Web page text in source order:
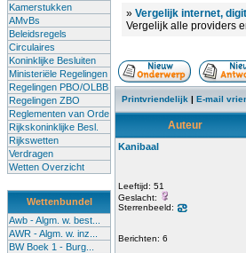
Kamerstukken
AMvBs
Beleidsregels
Circulaires
Koninklijke Besluiten
Ministeriële Regelingen
Regelingen PBO/OLBB
Regelingen ZBO
Reglementen van Orde
Rijkskoninklijke Besl.
Rijkswetten
Verdragen
Wetten Overzicht
Wettenbundel
Awb - Algm. w. best...
AWR - Algm. w. inz...
BW Boek 1 - Burg...
» Vergelijk internet,
Vergelijk alle providers
Printvriendelijk | E-mail
Auteur
Kanibaal
Leeftijd: 51
Geslacht:
Sterrenbeeld:
Berichten: 6